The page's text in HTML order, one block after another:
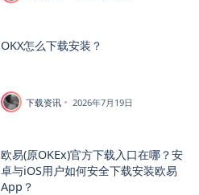
OKX怎么下载安装？
下载资讯 2026年7月19日
欧易(原OKEx)官方下载入口在哪？安
卓与iOS用户如何安全下载安装欧易
App？